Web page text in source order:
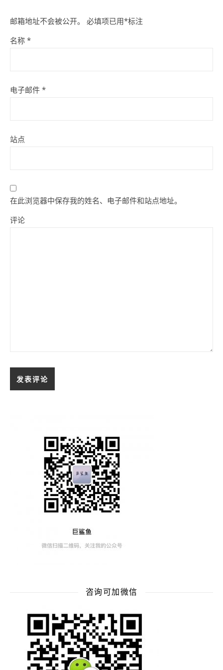
邮箱地址不会被公开。 必填项已用*标注
名称 *
电子邮件 *
站点
在此浏览器中保存我的姓名、电子邮件和站点地址。
评论
咨询可加微信